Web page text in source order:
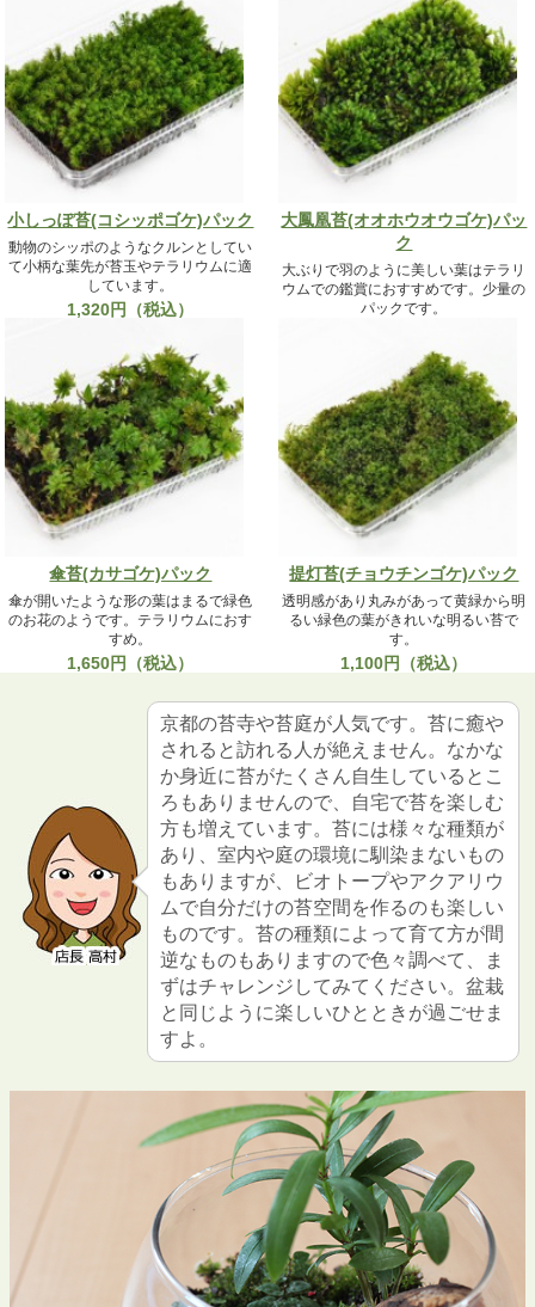
小しっぽ苔(コシッポゴケ)パック
動物のシッポのようなクルンとしてい
て小柄な葉先が苔玉やテラリウムに適
しています。
1,320円（税込）
大鳳凰苔(オオホウオウゴケ)パッ
ク
大ぶりで羽のように美しい葉はテラリ
ウムでの鑑賞におすすめです。少量の
パックです。
傘苔(カサゴケ)パック
傘が開いたような形の葉はまるで緑色
のお花のようです。テラリウムにおす
すめ。
1,650円（税込）
提灯苔(チョウチンゴケ)パック
透明感があり丸みがあって黄緑から明
るい緑色の葉がきれいな明るい苔で
す。
1,100円（税込）
京都の苔寺や苔庭が人気です。苔に癒や
されると訪れる人が絶えません。なかな
か身近に苔がたくさん自生しているとこ
ろもありませんので、自宅で苔を楽しむ
方も増えています。苔には様々な種類が
あり、室内や庭の環境に馴染まないもの
もありますが、ビオトープやアクアリウ
ムで自分だけの苔空間を作るのも楽しい
ものです。苔の種類によって育て方が間
逆なものもありますので色々調べて、ま
ずはチャレンジしてみてください。盆栽
と同じように楽しいひとときが過ごせま
すよ。